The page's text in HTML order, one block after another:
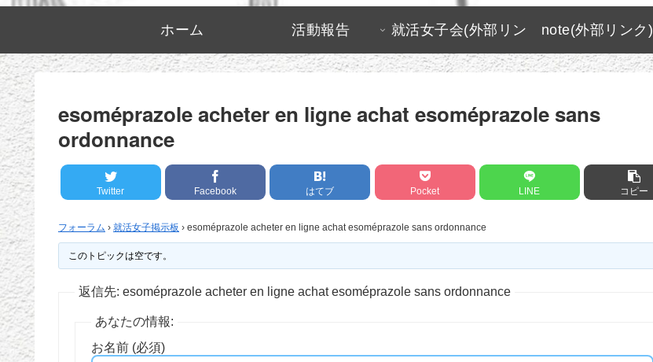
ホーム 活動報告 就活女子会(外部リン
ク)
note(外部リンク)
esoméprazole acheter en ligne achat esoméprazole sans
ordonnance
Twitter Facebook はてブ Pocket LINE コピー
フォーラム › 就活女子掲示板 › esoméprazole acheter en ligne achat esoméprazole sans ordonnance
このトピックは空です。
返信先: esoméprazole acheter en ligne achat esoméprazole sans ordonnance
あなたの情報:
お名前 (必須)